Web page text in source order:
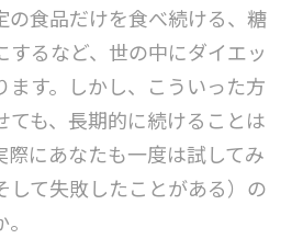
の食品だけを食べ続ける、糖
するなど、世の中にダイエッ
ます。しかし、こういった方
ても、長期的に続けることは
際にあなたも一度は試してみ
て失敗したことがある）の